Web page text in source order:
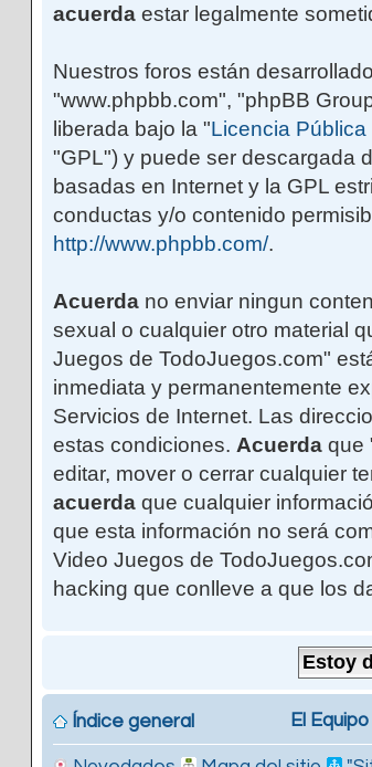
acuerda estar legalmente
Nuestros foros están
"www.phpbb.com", "phpBB
liberada bajo la "Licencia
"GPL") y puede ser descargada
basadas en Internet y la GPL
conductas y/o contenido
http://www.phpbb.com/.
Acuerda no enviar ningun
sexual o cualquier otro material
Juegos de TodoJuegos.com"
inmediata y permanentemente
Servicios de Internet. Las
estas condiciones. Acuerda que
editar, mover o cerrar cualquier
acuerda que cualquier
que esta información no será
Video Juegos de
hacking que conlleve a que los
Índice general El Equipo